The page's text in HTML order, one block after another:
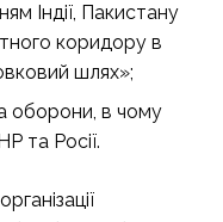
Індії, Пакистану
коридору в
шлях»;
оборони, в чому
та Росії.